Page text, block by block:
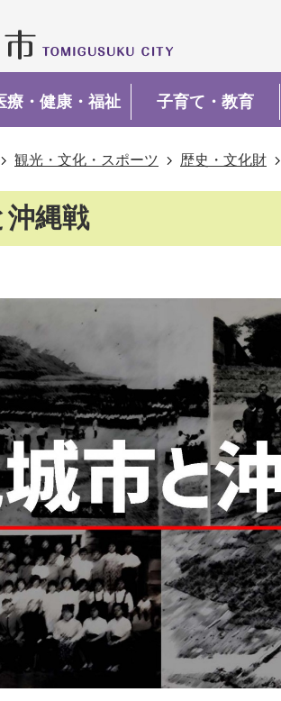
療・健康・福祉 子育て・教育
観光・文化・スポーツ 歴史・文化財
沖縄戦